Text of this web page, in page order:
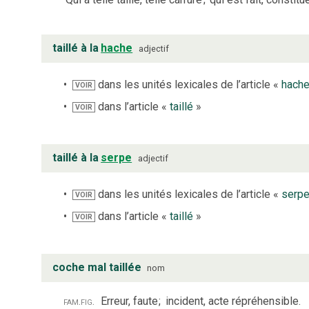
taillé à la hache adjectif
VOIR dans les unités lexicales de l’article «hache
VOIR dans l’article «taillé »
taillé à la serpe adjectif
VOIR dans les unités lexicales de l’article « serpe
VOIR dans l’article «taillé »
coche mal taillée nom
fam.fig. Erreur, faute; incident, acte répréhensible.